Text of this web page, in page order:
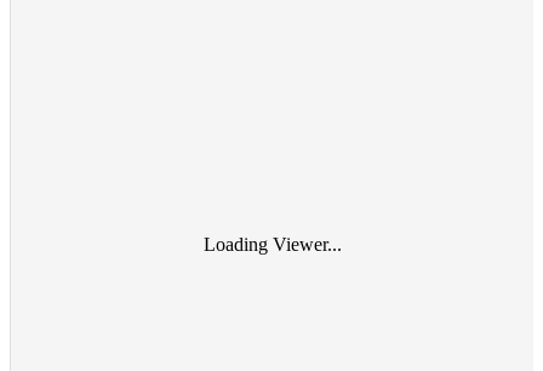
Loading Viewer...